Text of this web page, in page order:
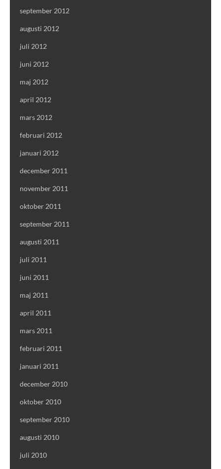
september 2012
augusti 2012
juli 2012
juni 2012
maj 2012
april 2012
mars 2012
februari 2012
januari 2012
december 2011
november 2011
oktober 2011
september 2011
augusti 2011
juli 2011
juni 2011
maj 2011
april 2011
mars 2011
februari 2011
januari 2011
december 2010
oktober 2010
september 2010
augusti 2010
juli 2010